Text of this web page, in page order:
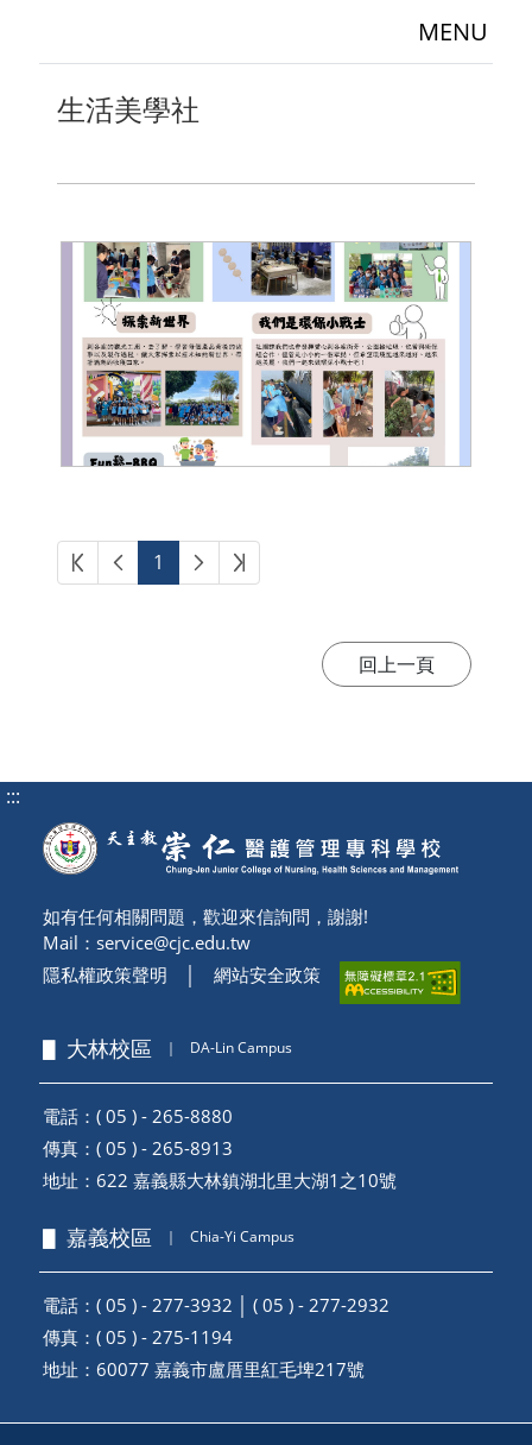
MENU
生活美學社
第一頁上一頁
1 下一頁最後頁
:::
如有任何相關問題，歡迎來信詢問，謝謝!
Mail： service@cjc.edu.tw
隱私權政策聲明
網站安全政策
▋ 大林校區 ｜ DA-Lin Campus
電話：( 05 ) - 265-8880
傳真：( 05 ) - 265-8913
地址： 622 嘉義縣大林鎮湖北里大湖1之10號
▋ 嘉義校區 ｜ Chia-Yi Campus
電話：( 05 ) - 277-3932 │ ( 05 ) - 277-2932
傳真：( 05 ) - 275-1194
地址： 60077 嘉義市盧厝里紅毛埤217號